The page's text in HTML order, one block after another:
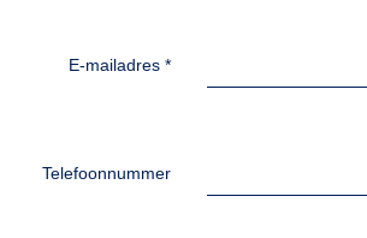
E-mailadres *
Telefoonnummer